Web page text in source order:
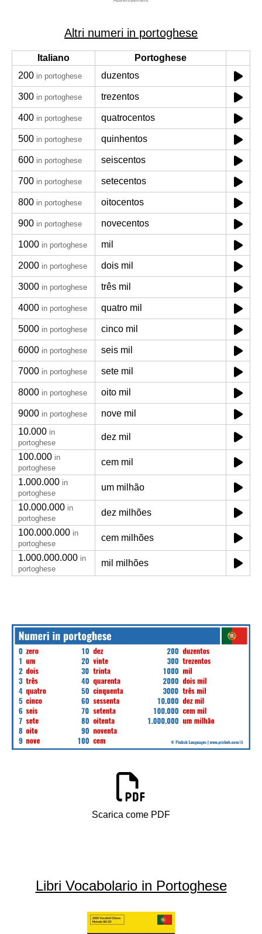
Altri numeri in portoghese
Italiano
Portoghese
200 in portoghese duzentos
300 in portoghese trezentos
400 in portoghese quatrocentos
500 in portoghese quinhentos
600 in portoghese seiscentos
700 in portoghese setecentos
800 in portoghese oitocentos
900 in portoghese novecentos
1000 in portoghese mil
2000 in portoghese dois mil
3000 in portoghese três mil
4000 in portoghese quatro mil
5000 in portoghese cinco mil
6000 in portoghese seis mil
7000 in portoghese sete mil
8000 in portoghese oito mil
9000 in portoghese
nove mil
10.000 in
portoghese
dez mil
100.000 in
portoghese
cem mil
1.000.000 in
portoghese
um milhão
10.000.000 in
portoghese
dez milhões
100.000.000 in
portoghese
cem milhões
1.000.000.000 in
portoghese
mil milhões
Scarica come PDF
Libri Vocabolario in Portoghese